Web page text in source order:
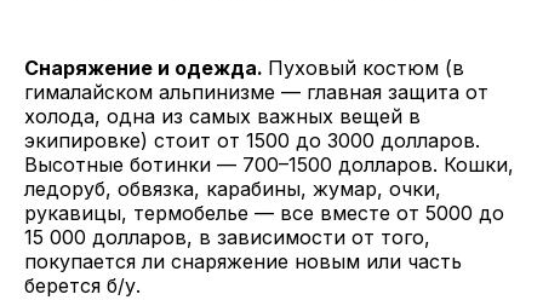
Снаряжение и одежда. Пуховый костюм (в
гималайском альпинизме — главная защита от
холода, одна из самых важных вещей в
экипировке) стоит от 1500 до 3000 долларов.
Высотные ботинки — 700–1500 долларов. Кошки,
ледоруб, обвязка, карабины, жумар, очки,
рукавицы, термобелье — все вместе от 5000 до
15 000 долларов, в зависимости от того,
покупается ли снаряжение новым или часть
берется б/у.